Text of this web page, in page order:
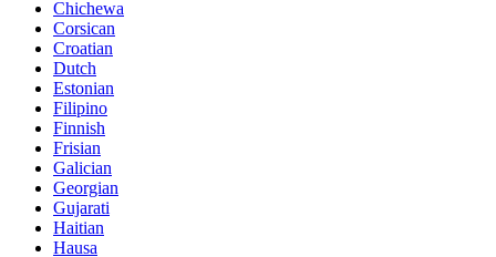
Chichewa
Corsican
Croatian
Dutch
Estonian
Filipino
Finnish
Frisian
Galician
Georgian
Gujarati
Haitian
Hausa